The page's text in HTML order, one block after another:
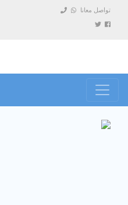
تواصل معانا